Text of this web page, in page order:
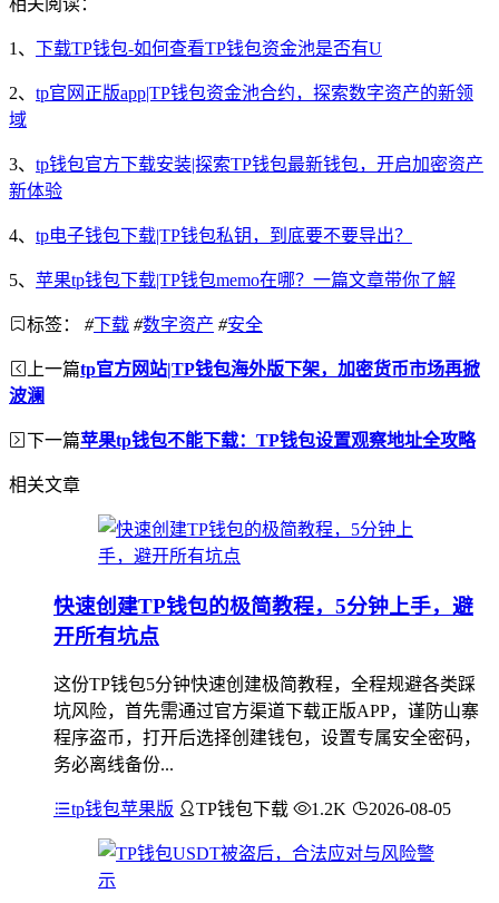
1、 下载TP钱包-如何查看TP钱包资金池是否有U
2、 tp官网正版app|TP钱包资金池合约，探索数字资产的新领
域
3、 tp钱包官方下载安装|探索TP钱包最新钱包，开启加密资产
新体验
4、 tp电子钱包下载|TP钱包私钥，到底要不要导出？
5、 苹果tp钱包下载|TP钱包memo在哪？一篇文章带你了解
标签： #下载 #数字资产 #安全
上一篇tp官方网站|TP钱包海外版下架，加密货币市场再掀
波澜
下一篇苹果tp钱包不能下载：TP钱包设置观察地址全攻略
相关文章
快速创建TP钱包的极简教程，5分钟上手，避
开所有坑点
这份TP钱包5分钟快速创建极简教程，全程规避各类踩
坑风险，首先需通过官方渠道下载正版APP，谨防山寨
程序盗币，打开后选择创建钱包，设置专属安全密码，
务必离线备份...
tp钱包苹果版 TP钱包下载 1.2K 2026-08-05